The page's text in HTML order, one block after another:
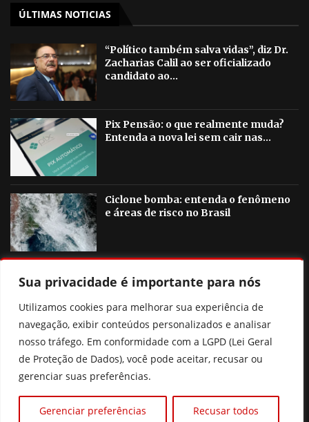
Sua privacidade é importante para nós
Utilizamos cookies para melhorar sua experiência de
navegação, exibir conteúdos personalizados e analisar
nosso tráfego. Em conformidade com a LGPD (Lei Geral
de Proteção de Dados), você pode aceitar, recusar ou
gerenciar suas preferências.
Gerenciar preferências Recusar todos
ÚLTIMAS NOTICIAS
“Político também salva vidas”, diz Dr.
Zacharias Calil ao ser oficializado
candidato ao...
Pix Pensão: o que realmente muda?
Entenda a nova lei sem cair nas...
Ciclone bomba: entenda o fenômeno
e áreas de risco no Brasil
OUTRAS NOTICIAS
Flávio Bolsonaro anuncia deputado Alfredo Gaspar como
vice na chapa à Presidência
Justiça mantém penhora de salário de Romário por dívida